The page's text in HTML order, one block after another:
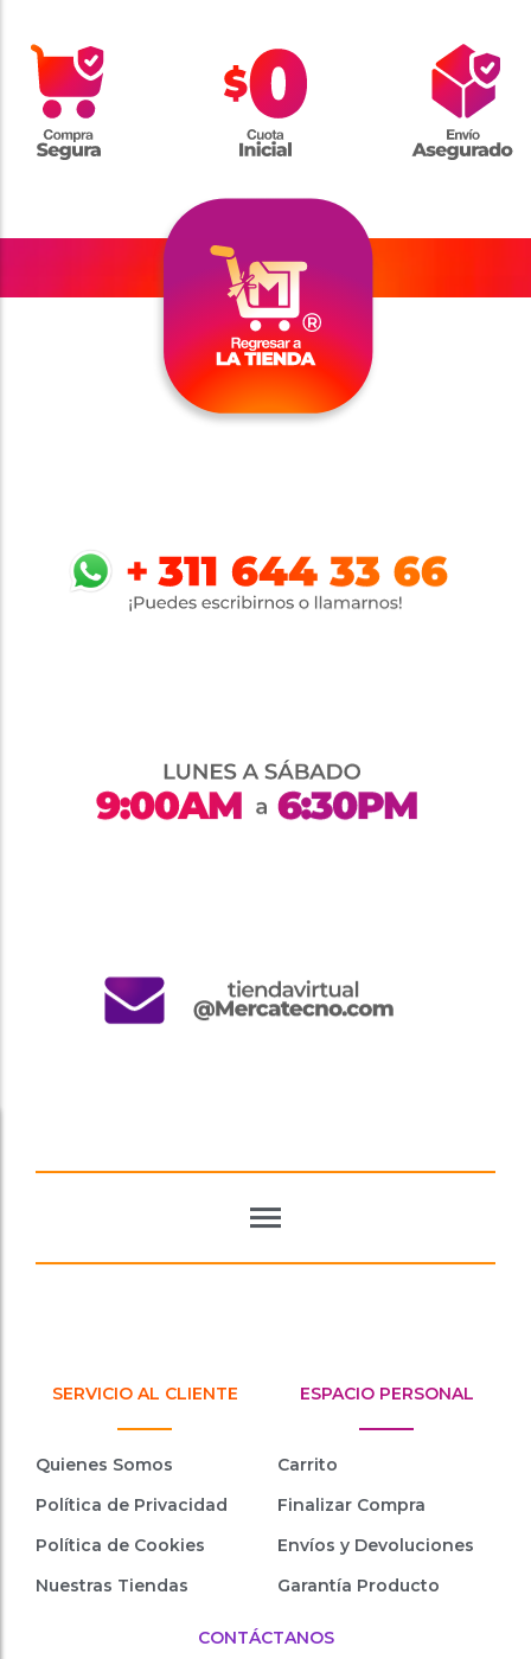
SERVICIO AL CLIENTE
Quienes Somos
Política de Privacidad
Política de Cookies
Nuestras Tiendas
ESPACIO PERSONAL
Carrito
Finalizar Compra
Envíos y Devoluciones
Garantía Producto
CONTÁCTANOS